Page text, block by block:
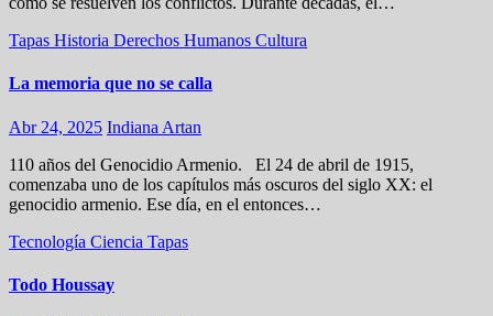
Tapas Historia Derechos Humanos Cultura
La memoria que no se calla
Abr 24, 2025 Indiana Artan
110 años del Genocidio Armenio. El 24 de abril de 1915,
comenzaba uno de los capítulos más oscuros del siglo XX: el
genocidio armenio. Ese día, en el entonces…
Tecnología Ciencia Tapas
Todo Houssay